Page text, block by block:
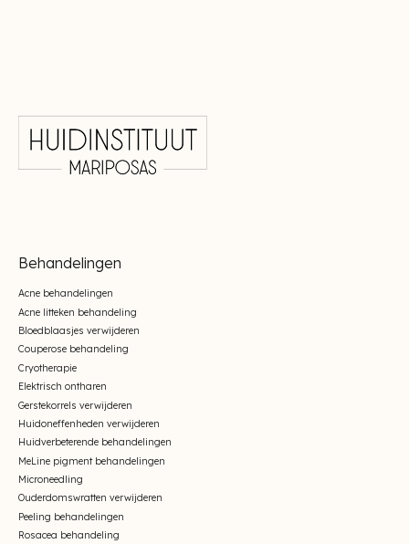
Behandelingen
Acne behandelingen
Acne litteken behandeling
Bloedblaasjes verwijderen
Couperose behandeling
Cryotherapie
Elektrisch ontharen
Gerstekorrels verwijderen
Huidoneffenheden verwijderen
Huidverbeterende behandelingen
MeLine pigment behandelingen
Microneedling
Ouderdomswratten verwijderen
Peeling behandelingen
Rosacea behandeling